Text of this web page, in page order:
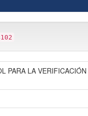
PARA LA